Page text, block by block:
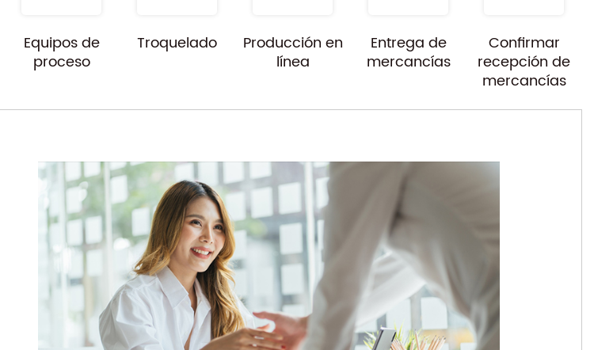
Equipos de
proceso
Troquelado
Producción en
línea
Entrega de
mercancías
Confirmar
recepción de
mercancías